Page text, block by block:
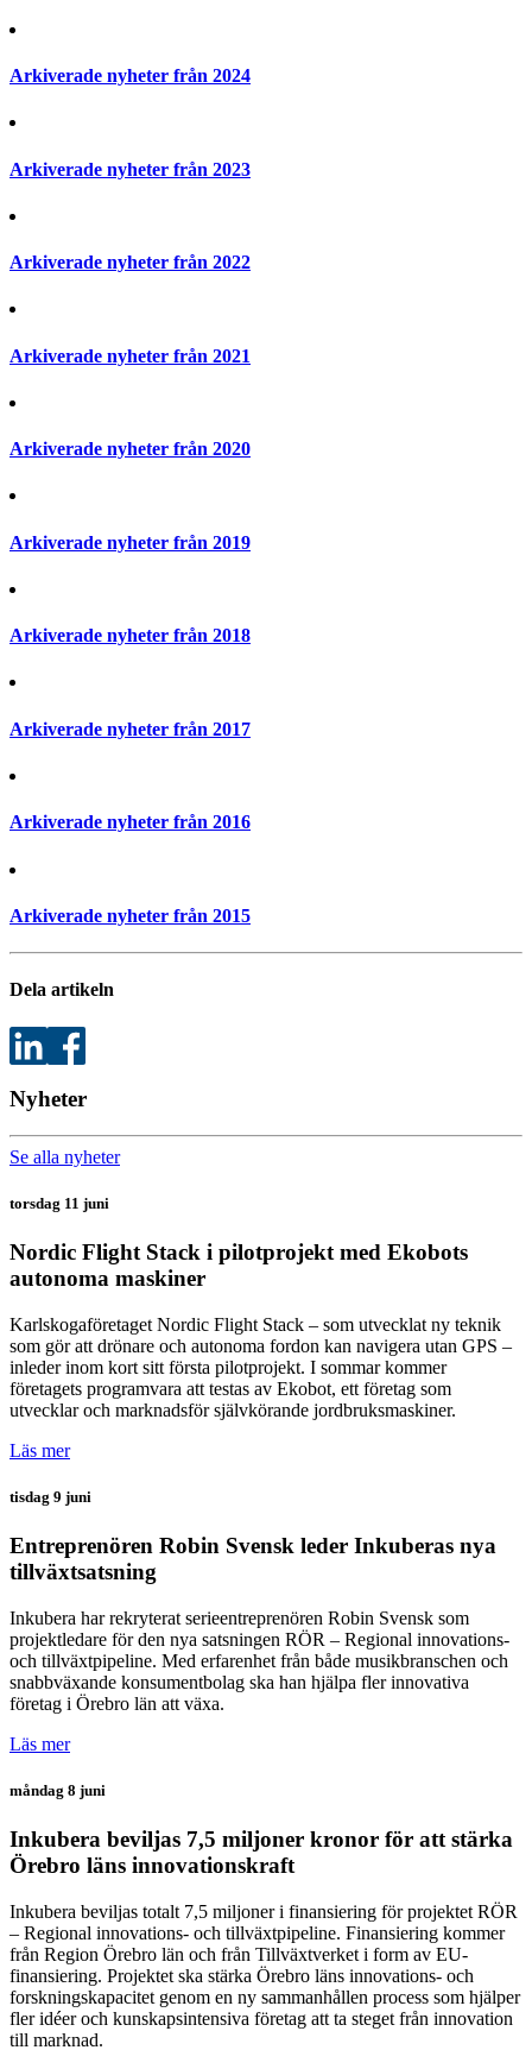
Arkiverade nyheter från 2024
Arkiverade nyheter från 2023
Arkiverade nyheter från 2022
Arkiverade nyheter från 2021
Arkiverade nyheter från 2020
Arkiverade nyheter från 2019
Arkiverade nyheter från 2018
Arkiverade nyheter från 2017
Arkiverade nyheter från 2016
Arkiverade nyheter från 2015
Dela artikeln
Dela
på
Dela
Nyheter
Se alla nyheter
torsdag 11 juni
Nordic Flight Stack i pilotprojekt med Ekobots
autonoma maskiner
Karlskogaföretaget Nordic Flight Stack – som utvecklat ny teknik
som gör att drönare och autonoma fordon kan navigera utan GPS –
inleder inom kort sitt första pilotprojekt. I sommar kommer
företagets programvara att testas av Ekobot, ett företag som
utvecklar och marknadsför självkörande jordbruksmaskiner.
Läs mer
tisdag 9 juni
Entreprenören Robin Svensk leder Inkuberas nya
tillväxtsatsning
Inkubera har rekryterat serieentreprenören Robin Svensk som
projektledare för den nya satsningen RÖR – Regional innovations-
och tillväxtpipeline. Med erfarenhet från både musikbranschen och
snabbväxande konsumentbolag ska han hjälpa fler innovativa
företag i Örebro län att växa.
Läs mer
måndag 8 juni
Inkubera beviljas 7,5 miljoner kronor för att stärka
Örebro läns innovationskraft
Inkubera beviljas totalt 7,5 miljoner i finansiering för projektet RÖR
– Regional innovations- och tillväxtpipeline. Finansiering kommer
från Region Örebro län och från Tillväxtverket i form av EU-
finansiering. Projektet ska stärka Örebro läns innovations- och
forskningskapacitet genom en ny sammanhållen process som hjälper
fler idéer och kunskapsintensiva företag att ta steget från innovation
till marknad.